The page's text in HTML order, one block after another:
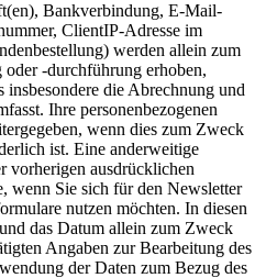
Bankverbindung, E-Mail-
ClientIP-Adresse im
werden allein zum
-durchführung erhoben,
insbesondere die Abrechnung und
Ihre personenbezogenen
wenn dies zum Zweck
ist. Eine anderweitige
vorherigen ausdrücklichen
wenn Sie sich für den Newsletter
nutzen möchten. In diesen
das Datum allein zum Zweck
Angaben zur Bearbeitung des
der Daten zum Bezug des